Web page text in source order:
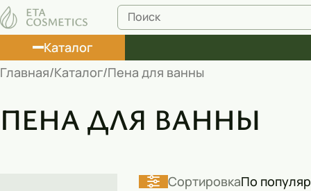
Каталог
Туши
Маски косметические
Главная Каталог Пена для ванны
ПЕНА ДЛЯ ВАННЫ
СортировкаПо